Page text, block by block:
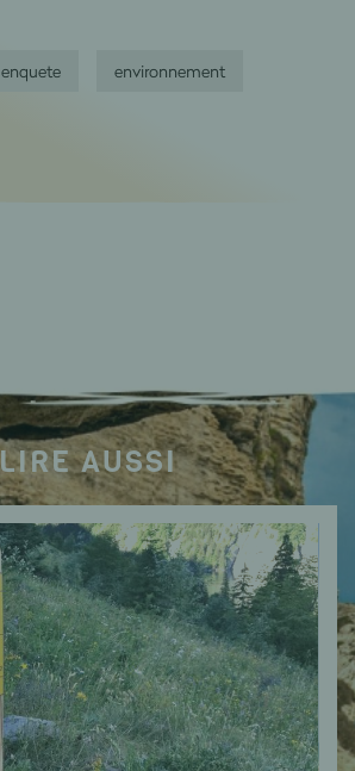
enquete environnement
LIRE AUSSI